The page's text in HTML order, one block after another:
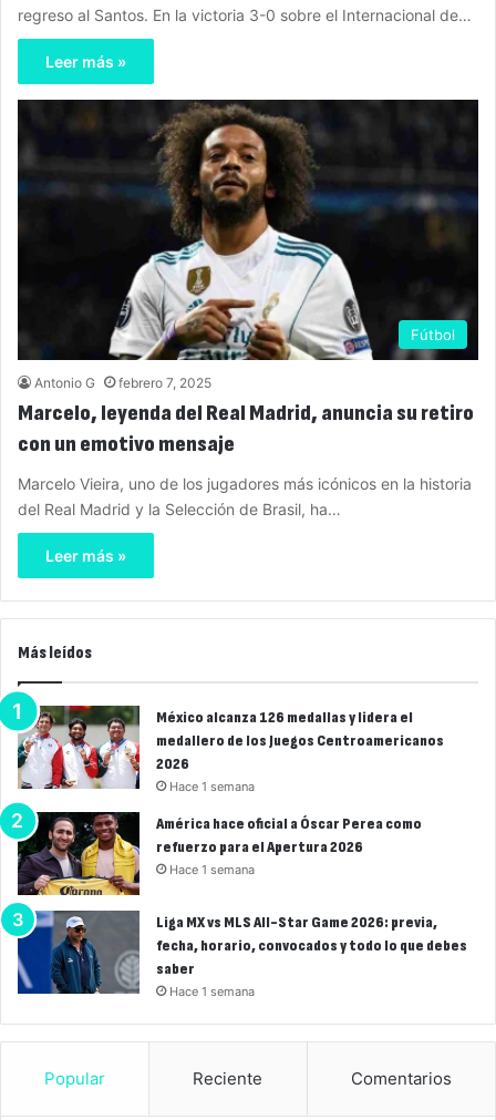
regreso al Santos. En la victoria 3-0 sobre el Internacional de…
Leer más »
Fútbol
Antonio G febrero 7, 2025
Marcelo, leyenda del Real Madrid, anuncia su retiro
con un emotivo mensaje
Marcelo Vieira, uno de los jugadores más icónicos en la historia
del Real Madrid y la Selección de Brasil, ha…
Leer más »
Más leídos
México alcanza 126 medallas y lidera el
medallero de los Juegos Centroamericanos
2026
Hace 1 semana
América hace oficial a Óscar Perea como
refuerzo para el Apertura 2026
Hace 1 semana
Liga MX vs MLS All-Star Game 2026: previa,
fecha, horario, convocados y todo lo que debes
saber
Hace 1 semana
Popular Reciente Comentarios